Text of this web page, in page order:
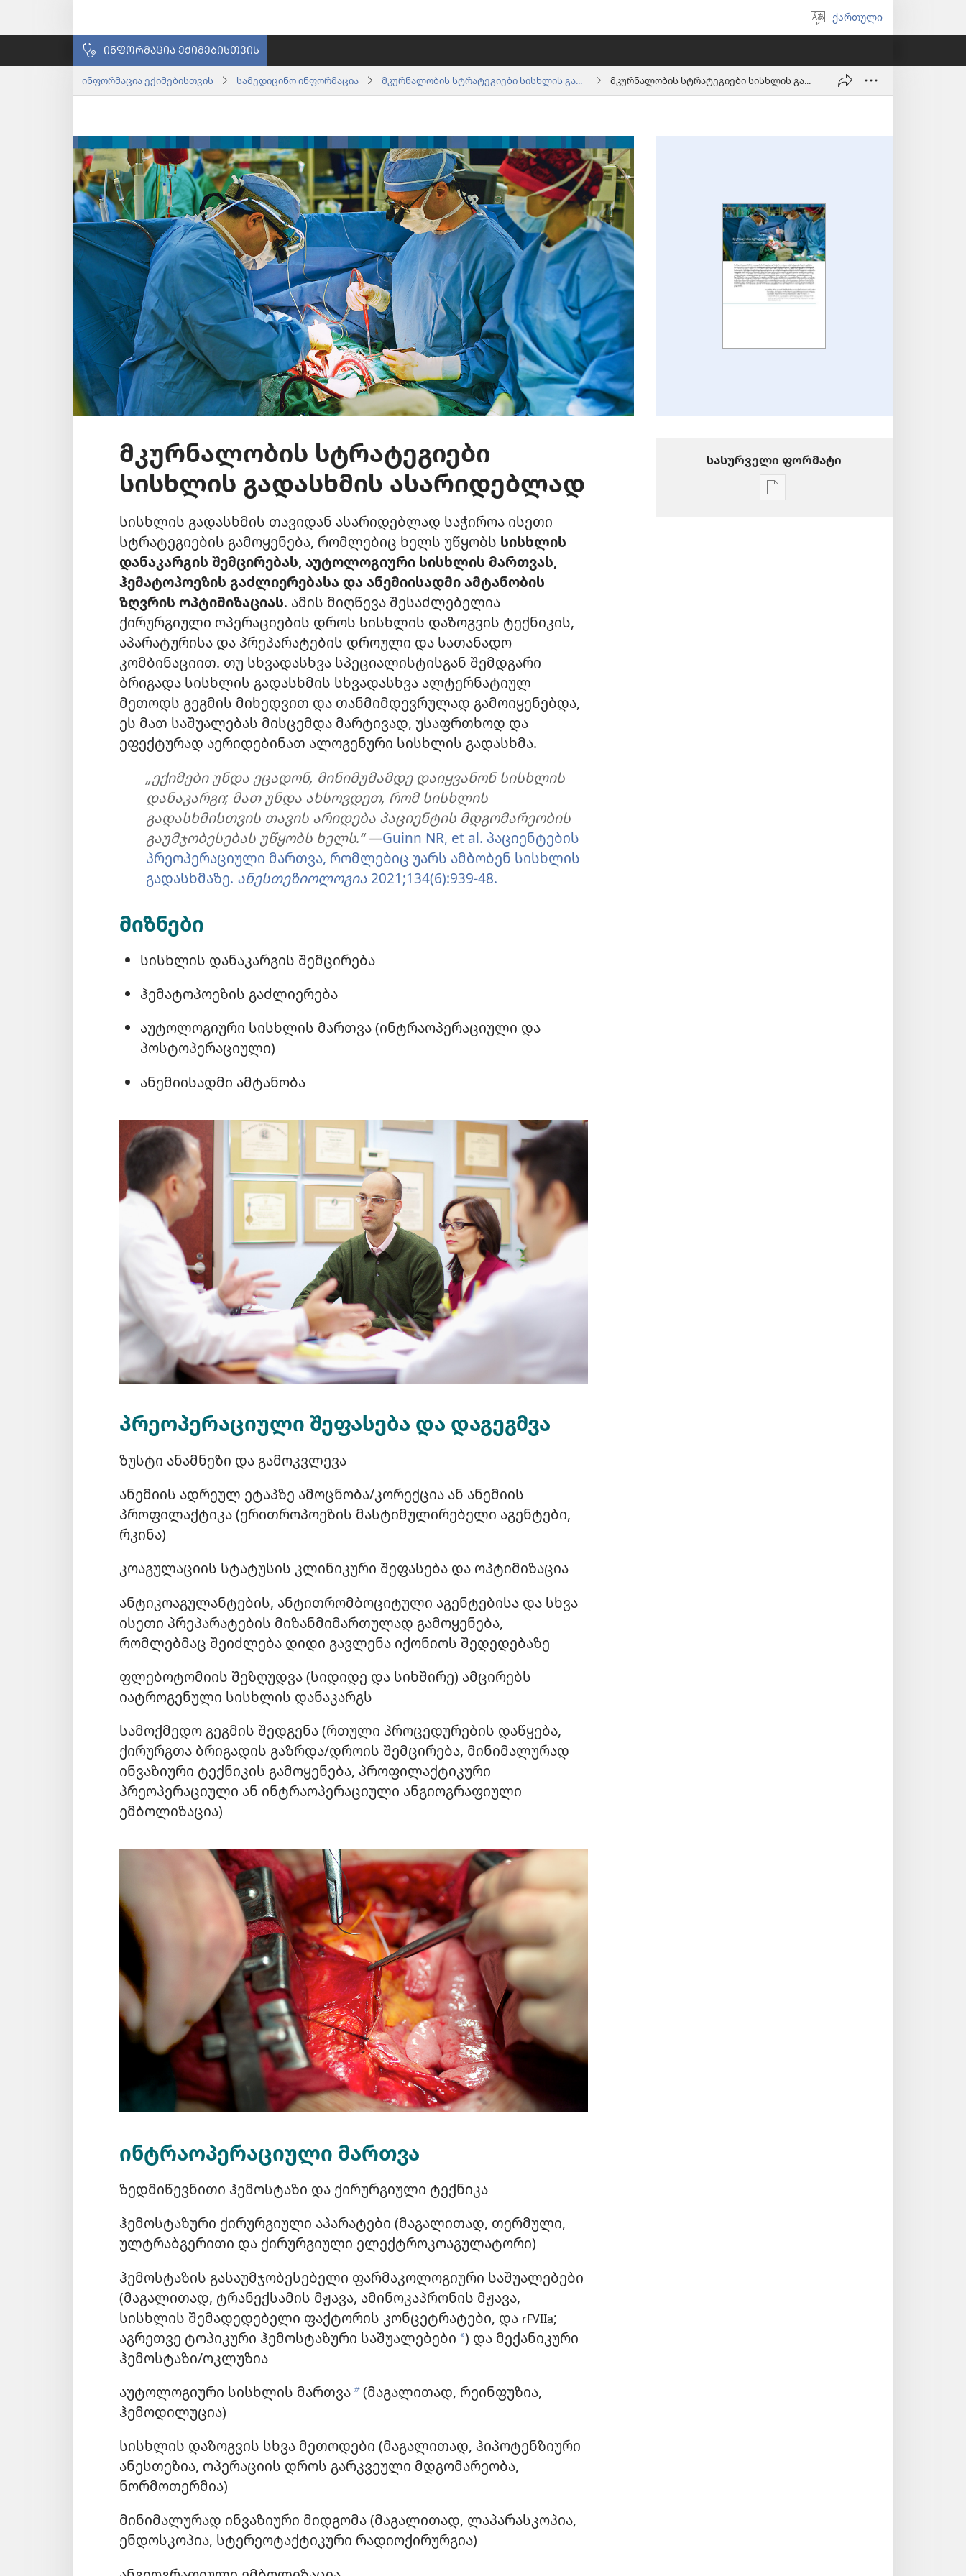
აირჩიეთ
ენა
ქართული
ᲘᲜᲤᲝᲠᲛᲐᲪᲘᲐ ᲔᲥᲘᲛᲔᲑᲘᲡᲗᲕᲘᲡ
ინფორმაცია ექიმებისთვის სამედიცინო ინფორმაცია მკურნალობის სტრატეგიები სისხლის გადასხმის ასარიდებლად მკურნალობის სტრატეგიები სისხლის გადასხმის ასარიდებლად
მკურნალობის სტრატეგიები
სისხლის გადასხმის ასარიდებლად
სისხლის გადასხმის თავიდან ასარიდებლად საჭიროა ისეთი
სტრატეგიების გამოყენება, რომლებიც ხელს უწყობს სისხლის
დანაკარგის შემცირებას, აუტოლოგიური სისხლის მართვას,
ჰემატოპოეზის გაძლიერებასა და ანემიისადმი ამტანობის
ზღვრის ოპტიმიზაციას. ამის მიღწევა შესაძლებელია
ქირურგიული ოპერაციების დროს სისხლის დაზოგვის ტექნიკის,
აპარატურისა და პრეპარატების დროული და სათანადო
კომბინაციით. თუ სხვადასხვა სპეციალისტისგან შემდგარი
ბრიგადა სისხლის გადასხმის სხვადასხვა ალტერნატიულ
მეთოდს გეგმის მიხედვით და თანმიმდევრულად გამოიყენებდა,
ეს მათ საშუალებას მისცემდა მარტივად, უსაფრთხოდ და
ეფექტურად აერიდებინათ ალოგენური სისხლის გადასხმა.
„ექიმები უნდა ეცადონ, მინიმუმამდე დაიყვანონ სისხლის
დანაკარგი; მათ უნდა ახსოვდეთ, რომ სისხლის
გადასხმისთვის თავის არიდება პაციენტის მდგომარეობის
გაუმჯობესებას უწყობს ხელს.“—Guinn NR, et al. პაციენტების
პრეოპერაციული მართვა, რომლებიც უარს ამბობენ სისხლის
გადასხმაზე. ანესთეზიოლოგია2021;134(6):939-48.
მიზნები
სისხლის დანაკარგის შემცირება
ჰემატოპოეზის გაძლიერება
აუტოლოგიური სისხლის მართვა (ინტრაოპერაციული და
პოსტოპერაციული)
ანემიისადმი ამტანობა
პრეოპერაციული შეფასება და დაგეგმვა
ზუსტი ანამნეზი და გამოკვლევა
ანემიის ადრეულ ეტაპზე ამოცნობა/კორექცია ან ანემიის
პროფილაქტიკა (ერითროპოეზის მასტიმულირებელი აგენტები,
რკინა)
კოაგულაციის სტატუსის კლინიკური შეფასება და ოპტიმიზაცია
ანტიკოაგულანტების, ანტითრომბოციტული აგენტებისა და სხვა
ისეთი პრეპარატების მიზანმიმართულად გამოყენება,
რომლებმაც შეიძლება დიდი გავლენა იქონიოს შედედებაზე
ფლებოტომიის შეზღუდვა (სიდიდე და სიხშირე) ამცირებს
იატროგენული სისხლის დანაკარგს
სამოქმედო გეგმის შედგენა (რთული პროცედურების დაწყება,
ქირურგთა ბრიგადის გაზრდა/დროის შემცირება, მინიმალურად
ინვაზიური ტექნიკის გამოყენება, პროფილაქტიკური
პრეოპერაციული ან ინტრაოპერაციული ანგიოგრაფიული
ემბოლიზაცია)
ინტრაოპერაციული მართვა
ზედმიწევნითი ჰემოსტაზი და ქირურგიული ტექნიკა
ჰემოსტაზური ქირურგიული აპარატები (მაგალითად, თერმული,
ულტრაბგერითი და ქირურგიული ელექტროკოაგულატორი)
ჰემოსტაზის გასაუმჯობესებელი ფარმაკოლოგიური საშუალებები
(მაგალითად, ტრანექსამის მჟავა, ამინოკაპრონის მჟავა,
სისხლის შემადედებელი ფაქტორის კონცეტრატები, და rFVIIa;
აგრეთვე ტოპიკური ჰემოსტაზური საშუალებები a) და მექანიკური
ჰემოსტაზი/ოკლუზია
აუტოლოგიური სისხლის მართვაb(მაგალითად, რეინფუზია,
ჰემოდილუცია)
სისხლის დაზოგვის სხვა მეთოდები (მაგალითად, ჰიპოტენზიური
ანესთეზია, ოპერაციის დროს გარკვეული მდგომარეობა,
ნორმოთერმია)
მინიმალურად ინვაზიური მიდგომა (მაგალითად, ლაპარასკოპია,
ენდოსკოპია, სტერეოტაქტიკური რადიოქირურგია)
სასურველი ფორმატი
პუბლიკაციების